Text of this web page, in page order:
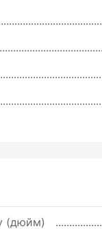
(дюйм)